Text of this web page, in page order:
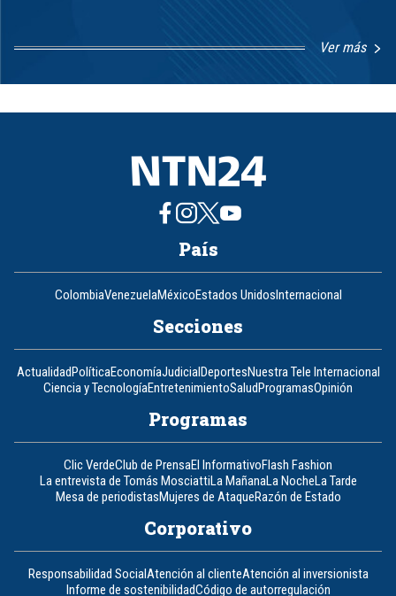
Ver más
1
8
País
ColombiaVenezuelaMéxicoEstados Unidos Internacional
Secciones
Actualidad PolíticaEconomíaJudicial DeportesNuestra Tele Internacional
Ciencia y TecnologíaEntretenimientoSalud ProgramasOpinión
Programas
Clic VerdeClub de PrensaEl InformativoFlash Fashion
La entrevista de Tomás MosciattiLa MañanaLa NocheLa Tarde
Mesa de periodistasMujeres de AtaqueRazón de Estado
Corporativo
Responsabilidad SocialAtención al clienteAtención al inversionista
Informe de sostenibilidadCódigo de autorregulación